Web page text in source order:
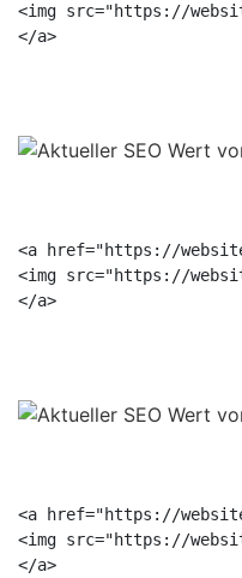
<img src="https://
<a href="https://
<img src="https://
<a href="https://
<img src="https://